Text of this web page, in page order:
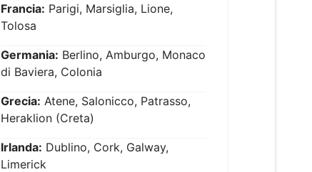
Francia: Parigi, Marsiglia, Lione,
Tolosa
Germania: Berlino, Amburgo, Monaco
di Baviera, Colonia
Grecia: Atene, Salonicco, Patrasso,
Heraklion (Creta)
Irlanda: Dublino, Cork, Galway,
Limerick